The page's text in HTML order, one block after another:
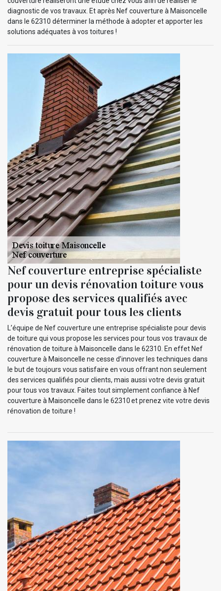
diagnostic de vos travaux. Et après Nef couverture à Maisoncelle
dans le 62310 déterminer la méthode à adopter et apporter les
solutions adéquates à vos toitures !
Nef couverture entreprise spécialiste
pour un devis rénovation toiture vous
propose des services qualifiés avec
devis gratuit pour tous les clients
L’équipe de Nef couverture une entreprise spécialiste pour devis
de toiture qui vous propose les services pour tous vos travaux de
rénovation de toiture à Maisoncelle dans le 62310. En effet Nef
couverture à Maisoncelle ne cesse d’innover les techniques dans
le but de toujours vous satisfaire en vous offrant non seulement
des services qualifiés pour clients, mais aussi votre devis gratuit
pour tous vos travaux. Faites tout simplement confiance à Nef
couverture à Maisoncelle dans le 62310 et prenez vite votre devis
rénovation de toiture !